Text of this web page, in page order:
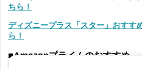
ちら！
ディズニープラス「スター」おすす
ら！
■Amazonプライムのおすすめ